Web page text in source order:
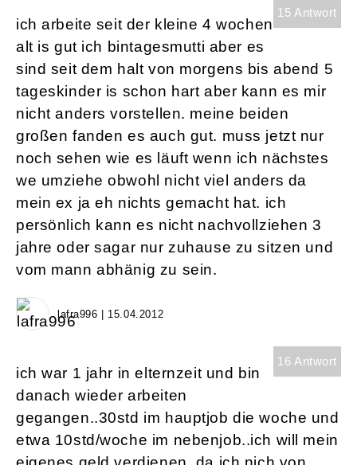
15 Antwort
ich arbeite seit der kleine 4 wochen
alt is gut ich bintagesmutti aber es
sind seit dem halt von morgens bis abend 5
tageskinder is schon hart aber kann es mir
nicht anders vorstellen. meine beiden
großen fanden es auch gut. muss jetzt nur
noch sehen wie es läuft wenn ich nächstes
we umziehe obwohl nicht viel anders da
mein ex ja eh nichts gemacht hat. ich
persönlich kann es nicht nachvollziehen 3
jahre oder sagar nur zuhause zu sitzen und
vom mann abhänig zu sein.
lafra996 | 15.04.2012
16 Antwort
ich war 1 jahr in elternzeit und bin
danach wieder arbeiten
gegangen..30std im hauptjob die woche und
etwa 10std/woche im nebenjob..ich will mein